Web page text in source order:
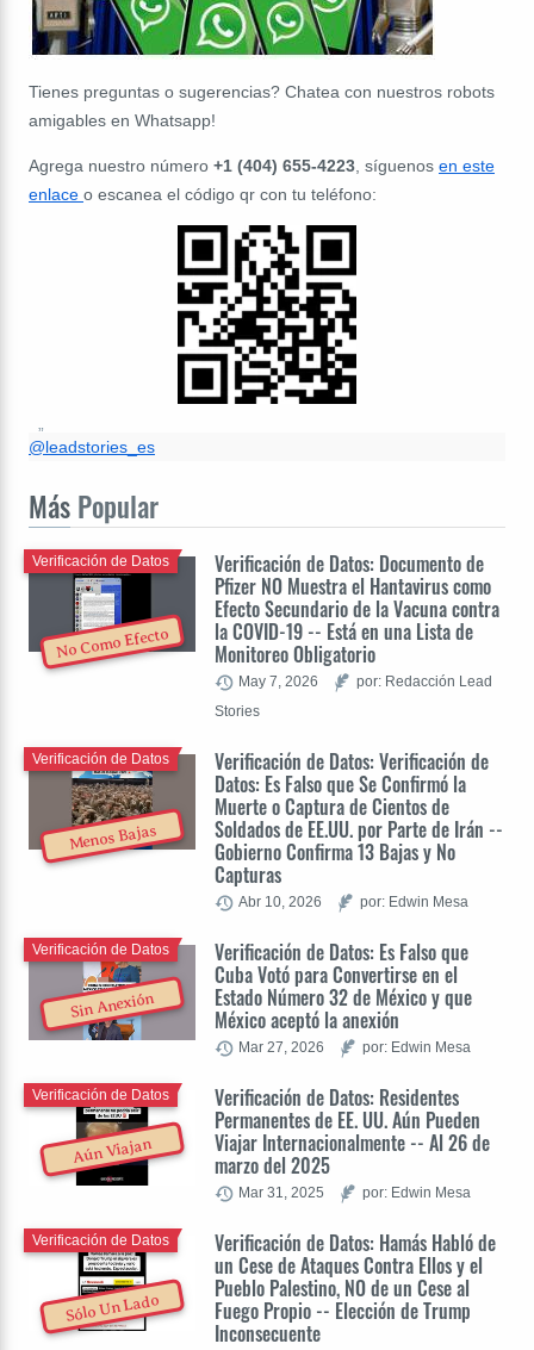
Tienes preguntas o sugerencias? Chatea con nuestros robots
amigables en Whatsapp!
Agrega nuestro número +1 (404) 655-4223, síguenos en este
enlace o escanea el código qr con tu teléfono:
@leadstories_es
Más Popular
No Como Efecto
Verificación de Datos: Documento de
Pfizer NO Muestra el Hantavirus como
Efecto Secundario de la Vacuna contra
la COVID-19 -- Está en una Lista de
Monitoreo Obligatorio
Verificación de Datos
May 7, 2026
por: Redacción Lead
Stories
Menos Bajas
Verificación de Datos: Verificación de
Datos: Es Falso que Se Confirmó la
Muerte o Captura de Cientos de
Soldados de EE.UU. por Parte de Irán --
Gobierno Confirma 13 Bajas y No
Capturas
Verificación de Datos
Abr 10, 2026 por: Edwin Mesa
Sin Anexión
Verificación de Datos: Es Falso que
Cuba Votó para Convertirse en el
Estado Número 32 de México y que
México aceptó la anexión
Verificación de Datos
Mar 27, 2026 por: Edwin Mesa
Aún Viajan
Verificación de Datos: Residentes
Permanentes de EE. UU. Aún Pueden
Viajar Internacionalmente -- Al 26 de
marzo del 2025
Verificación de Datos
Mar 31, 2025 por: Edwin Mesa
Sólo Un Lado
Verificación de Datos: Hamás Habló de
un Cese de Ataques Contra Ellos y el
Pueblo Palestino, NO de un Cese al
Fuego Propio -- Elección de Trump
Inconsecuente
Verificación de Datos